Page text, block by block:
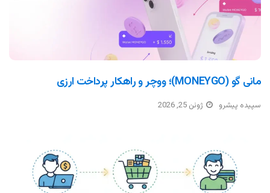
مانی گو (MONEYGO)؛ ووچر و راهکار پرداخت ارزی
سپیده پیشرو ژوئن 25, 2026